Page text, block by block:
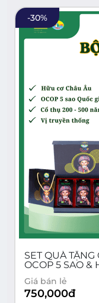
-30%
SET QUÀ TẶNG
OCOP 5 SAO &
Giá bán lẻ
750,000đ